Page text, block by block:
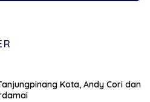
Kota, Andy Cori dan